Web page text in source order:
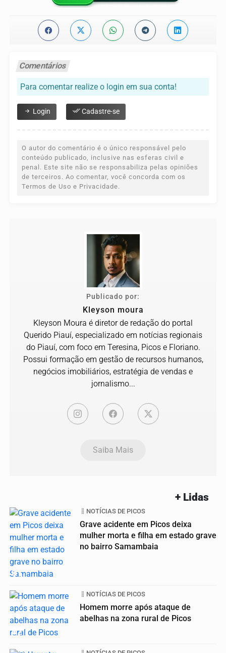
Comentários
Para comentar realize o login em sua conta!
Login Cadastre-se
O autor do comentário é o único responsável pelo
conteúdo publicado, inclusive nas esferas civil e
penal. Este site não se responsabiliza pelas opiniões
de terceiros. Ao comentar, você concorda com os
Termos de Uso e Privacidade.
Publicado por:
Kleyson moura
Kleyson Moura é diretor de redação do portal
Querido Piauí, especializado em notícias regionais
do Piauí, com foco em Teresina, Picos e Floriano.
Possui formação em gestão de recursos humanos,
negócios imobiliários, estratégia de vendas e
jornalismo...
Saiba Mais
+ Lidas
01
NOTÍCIAS DE PICOS
Grave acidente em Picos deixa
mulher morta e filha em estado grave
no bairro Samambaia
02
NOTÍCIAS DE PICOS
Homem morre após ataque de
abelhas na zona rural de Picos